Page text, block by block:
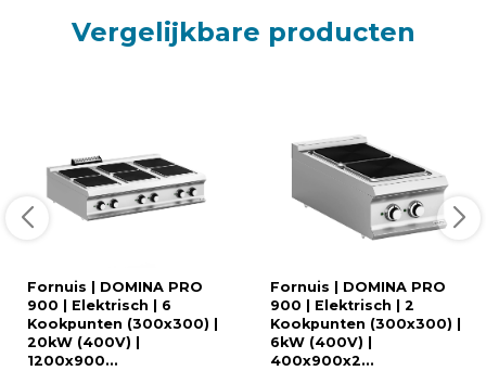
Vergelijkbare producten
Fornuis | DOMINA PRO
900 | Elektrisch | 6
Kookpunten (300x300) |
20kW (400V) |
1200x900...
Fornuis | DOMINA PRO
900 | Elektrisch | 2
Kookpunten (300x300) |
6kW (400V) |
400x900x2...